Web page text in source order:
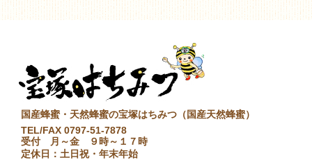
国産蜂蜜・天然蜂蜜の宝塚はちみつ（国産天然蜂蜜）
TEL/FAX 0797-51-7878
受付 月～金 ９時～１７時
定休日：土日祝・年末年始